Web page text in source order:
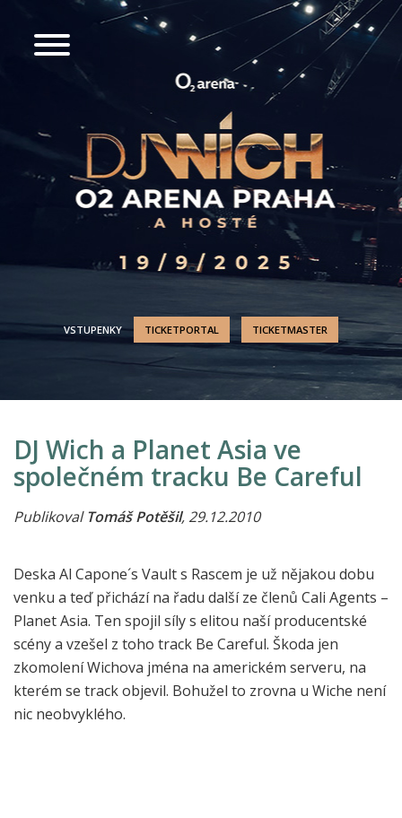
VSTUPENKY TICKETPORTAL TICKETMASTER
DJ Wich a Planet Asia ve
společném tracku Be Careful
PublikovalTomáš Potěšil, 29.12.2010
Deska Al Capone´s Vault s Rascem je už nějakou dobu
venku a teď přichází na řadu další ze členů Cali Agents –
Planet Asia. Ten spojil síly s elitou naší producentské
scény a vzešel z toho track Be Careful. Škoda jen
zkomolení Wichova jména na americkém serveru, na
kterém se track objevil. Bohužel to zrovna u Wiche není
nic neobvyklého.